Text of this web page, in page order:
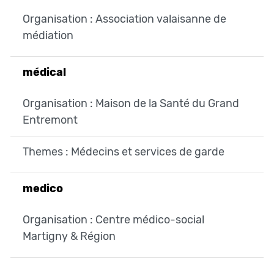
Organisation : Association valaisanne de
médiation
médical
Organisation : Maison de la Santé du Grand
Entremont
Themes : Médecins et services de garde
medico
Organisation : Centre médico-social
Martigny & Région